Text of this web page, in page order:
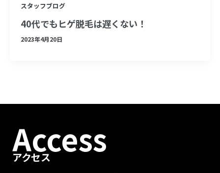
スタッフブログ
40代でもヒゲ脱毛は遅くない！
2023年4月20日
Access
アクセス